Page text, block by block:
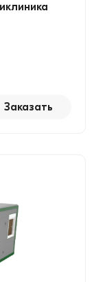
Заказать